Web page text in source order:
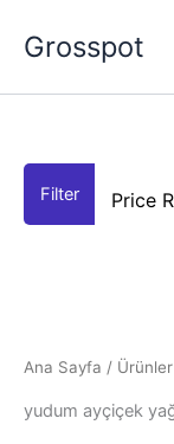
atlaGrosspot
Price
Ana Sayfa /
yudum ayçiçek